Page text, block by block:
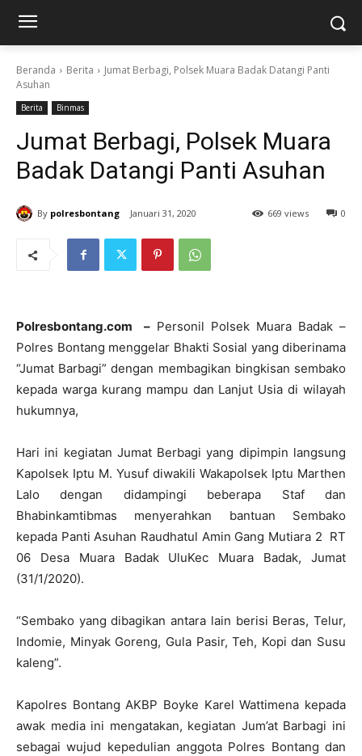
Beranda Berita
Jumat Berbagi, Polsek Muara Badak Datangi Panti
Asuhan
Berita Binmas
Jumat Berbagi, Polsek Muara
Badak Datangi Panti Asuhan
By polresbontang Januari 31, 2020 0
669 views
Polresbontang.com – Personil Polsek Muara Badak –
Polres Bontang menggelar Bhakti Sosial yang diberinama
“Jumat Barbagi” dengan membagikan bingkisan sembako
kepada warga kurang mampu dan Lanjut Usia di wilayah
hukumnya,
Hari ini kegiatan Jumat Berbagi yang dipimpin langsung
Kapolsek Iptu M. Yusuf diwakili Wakapolsek Iptu Marthen
Lalo dengan didampingi beberapa Staf dan
Bhabinkamtibmas menyerahkan bantuan Sembako
kepada Panti Asuhan Raudhatul Amin Gang Mutiara 2 RT
06 Desa Muara Badak UluKec Muara Badak, Jumat
(31/1/2020).
“Sembako yang dibagikan antara lain berisi Beras, Telur,
Indomie, Minyak Goreng, Gula Pasir, Teh, Kopi dan Susu
kaleng”.
Kapolres Bontang AKBP Boyke Karel Wattimena kepada
awak media ini mengatakan, kegiatan Jum’at Barbagi ini
sebagai wujud kepedulian anggota Polres Bontang dan